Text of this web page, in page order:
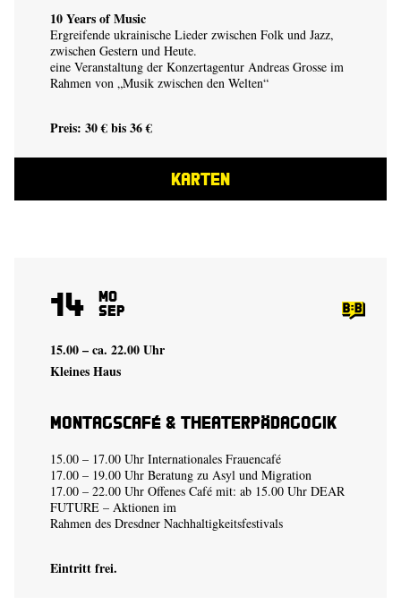
10 Years of Music
Ergreifende ukrainische Lieder zwischen Folk und Jazz,
zwischen Gestern und Heute.
eine Veranstaltung der Konzertagentur Andreas Grosse im
Rahmen von „Musik zwischen den Welten“
Preis: 30 € bis 36 €
KARTEN
14 Mo
Sep
15.00 – ca. 22.00 Uhr
Kleines Haus
Montagscafé & Theaterpädagogik
15.00 – 17.00 Uhr Internationales Frauencafé
17.00 – 19.00 Uhr Beratung zu Asyl und Migration
17.00 – 22.00 Uhr Offenes Café mit: ab 15.00 Uhr DEAR
FUTURE – Aktionen im
Rahmen des Dresdner Nachhaltigkeitsfestivals
Eintritt frei.